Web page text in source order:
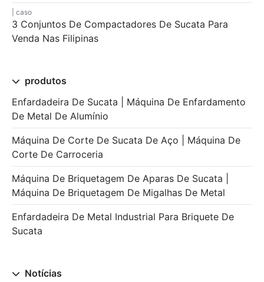
caso
3 Conjuntos De Compactadores De Sucata Para
Venda Nas Filipinas
produtos
Enfardadeira De Sucata | Máquina De Enfardamento
De Metal De Alumínio
Máquina De Corte De Sucata De Aço | Máquina De
Corte De Carroceria
Máquina De Briquetagem De Aparas De Sucata |
Máquina De Briquetagem De Migalhas De Metal
Enfardadeira De Metal Industrial Para Briquete De
Sucata
Notícias